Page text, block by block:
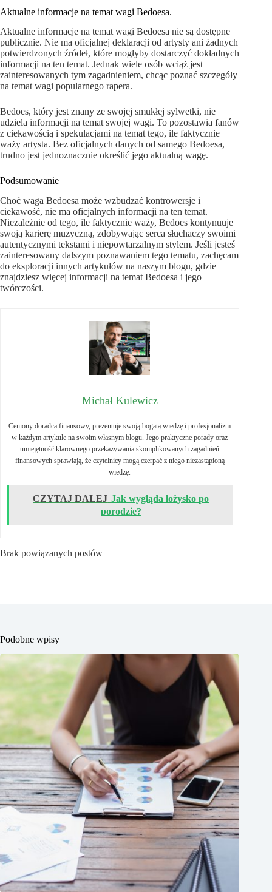
Aktualne informacje na temat wagi Bedoesa.
Aktualne informacje na temat wagi Bedoesa nie są dostępne
publicznie. Nie ma oficjalnej deklaracji od artysty ani żadnych
potwierdzonych źródeł, które mogłyby dostarczyć dokładnych
informacji na ten temat. Jednak wiele osób wciąż jest
zainteresowanych tym zagadnieniem, chcąc poznać szczegóły
na temat wagi popularnego rapera.
Bedoes, który jest znany ze swojej smukłej sylwetki, nie
udziela informacji na temat swojej wagi. To pozostawia fanów
z ciekawością i spekulacjami na temat tego, ile faktycznie
waży artysta. Bez oficjalnych danych od samego Bedoesa,
trudno jest jednoznacznie określić jego aktualną wagę.
Podsumowanie
Choć waga Bedoesa może wzbudzać kontrowersje i
ciekawość, nie ma oficjalnych informacji na ten temat.
Niezależnie od tego, ile faktycznie waży, Bedoes kontynuuje
swoją karierę muzyczną, zdobywając serca słuchaczy swoimi
autentycznymi tekstami i niepowtarzalnym stylem. Jeśli jesteś
zainteresowany dalszym poznawaniem tego tematu, zachęcam
do eksploracji innych artykułów na naszym blogu, gdzie
znajdziesz więcej informacji na temat Bedoesa i jego
twórczości.
Michał Kulewicz
Ceniony doradca finansowy, prezentuje swoją bogatą wiedzę i profesjonalizm
w każdym artykule na swoim własnym blogu. Jego praktyczne porady oraz
umiejętność klarownego przekazywania skomplikowanych zagadnień
finansowych sprawiają, że czytelnicy mogą czerpać z niego niezastąpioną
wiedzę.
CZYTAJ DALEJ Jak wygląda łożysko po
porodzie?
Brak powiązanych postów
Podobne wpisy